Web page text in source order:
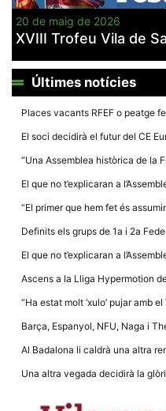
20 de maig de 2026
XVIII Trofeu Vila de
Últimes notícies
Places vacants RFEF o peatge
El soci decidirà el futur del CE
“Una Assemblea històrica de la
El que no t’explicaran a
“El primer que hem fet és
Definits els grups de 1a i 2a
El que no t’explicaran a
Ascens a la Lliga Hypermotion
“Ha estat molt ‘xulo’ pujar amb
Barça, Espanyol, NFU, Naga i
Al Badalona li caldrà una altra
Una altra vegada decidirà la